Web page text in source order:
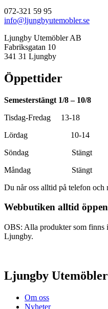
072-321 59 95
info@ljungbyutemobler.se
Ljungby Utemöbler AB
Fabriksgatan 10
341 31 Ljungby
Öppettider
Semesterstängt 1/8 – 10/8
Tisdag-Fredag 13-18
Lördag 10-14
Söndag Stängt
Måndag Stängt
Du når oss alltid på telefon och
Webbutiken alltid öppen
OBS: Alla produkter som finns
Ljungby.
Ljungby
Om oss
Nyheter